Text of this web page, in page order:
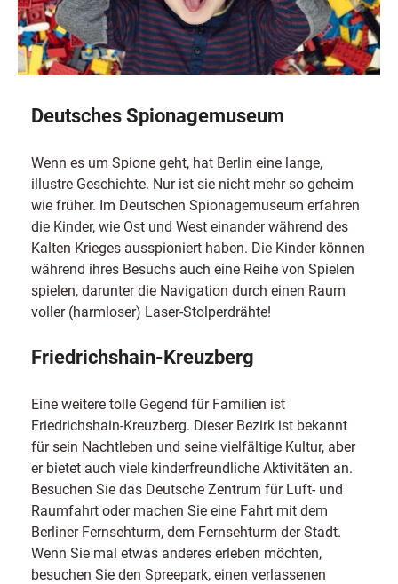
Deutsches Spionagemuseum
Wenn es um Spione geht, hat Berlin eine lange,
illustre Geschichte. Nur ist sie nicht mehr so geheim
wie früher. Im Deutschen Spionagemuseum erfahren
die Kinder, wie Ost und West einander während des
Kalten Krieges ausspioniert haben. Die Kinder können
während ihres Besuchs auch eine Reihe von Spielen
spielen, darunter die Navigation durch einen Raum
voller (harmloser) Laser-Stolperdrähte!
Friedrichshain-Kreuzberg
Eine weitere tolle Gegend für Familien ist
Friedrichshain-Kreuzberg. Dieser Bezirk ist bekannt
für sein Nachtleben und seine vielfältige Kultur, aber
er bietet auch viele kinderfreundliche Aktivitäten an.
Besuchen Sie das Deutsche Zentrum für Luft- und
Raumfahrt oder machen Sie eine Fahrt mit dem
Berliner Fernsehturm, dem Fernsehturm der Stadt.
Wenn Sie mal etwas anderes erleben möchten,
besuchen Sie den Spreepark, einen verlassenen